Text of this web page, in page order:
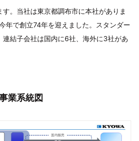
。当社は東京都調布市に本社がありま
年で創立74年を迎えました。スタンダー
連結子会社は国内に6社、海外に3社があ
業系統図